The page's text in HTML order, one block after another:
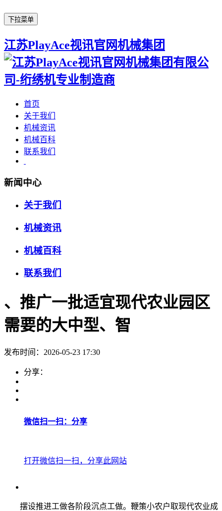
下拉菜单
江苏PlayAce视讯官网机械集团
首页
关于我们
机械资讯
机械百科
联系我们
新闻中心
关于我们
机械资讯
机械百科
联系我们
、推广一批适宜现代农业园区
需要的大中型、智
发布时间：2026-05-23 17:30
分享：
微信扫一扫：分享
打开微信扫一扫，分享此网站
摆设推进工做各阶段沉点工做。鞭策小农户取现代农业成